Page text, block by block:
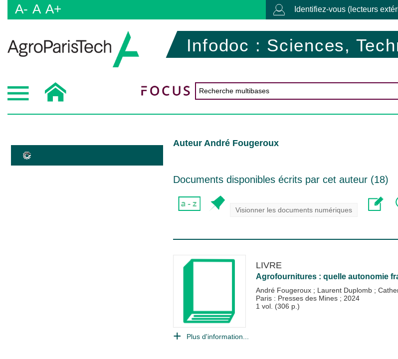
A- A A+ Identifiez-vous (lecteurs
Infodoc : Sciences,
Auteur André Fougeroux
Documents disponibles écrits par cet auteur (18)
Visionner les documents numériques
LIVRE
Agrofournitures : quelle autonomie
André Fougeroux ; Laurent Duplomb ;
Paris : Presses des Mines ; 2024
1 vol. (306 p.)
Plus d'information...